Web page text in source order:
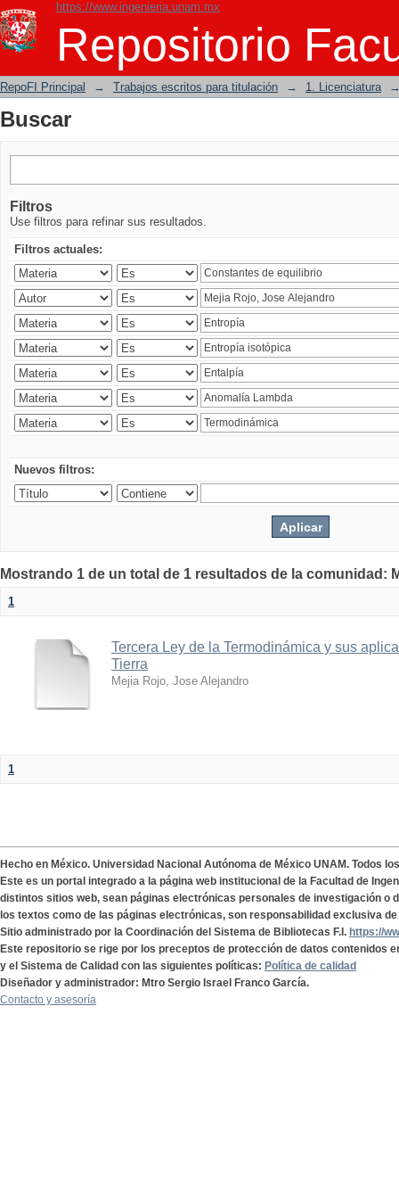
https://www.ingenieria.unam.mx
Repositorio
Buscar
RepoFI Principal → Trabajos escritos para titulación → 1. Licenciatura
Buscar
Filtros
Use filtros para refinar sus resultados.
Filtros actuales:
Nuevos filtros:
Mostrando 1 de un total de 1 resultados de la comunidad:
1
Tercera Ley de la Termodinámica y sus
Tierra
Mejia Rojo, Jose Alejandro
1
Hecho en México. Universidad Nacional Autónoma de México UNAM. Todos
Este es un portal integrado a la página web institucional de la Facultad de
distintos sitios web, sean páginas electrónicas personales de investigación o
los textos como de las páginas electrónicas, son responsabilidad exclusiva
Sitio administrado por la Coordinación del Sistema de Bibliotecas F.I. https://
Este repositorio se rige por los preceptos de protección de datos contenidos
y el Sistema de Calidad con las siguientes políticas: Política de calidad
Diseñador y administrador: Mtro Sergio Israel Franco García.
Contacto y asesoría